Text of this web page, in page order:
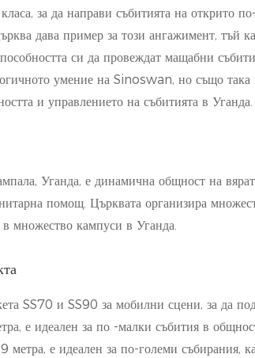
за да направи събитията на открито
дава пример за този ангажимент,
си да провеждат мащабни
умение на Sinoswan, но също така
и управлението на събитията в Уганда.
Уганда, е динамична общност на
помощ. Църквата организира
множество кампуси в Уганда.
SS70 и SS90 за мобилни сцени, за да
е идеален за по -малки събития в
метра, е идеален за по-големи събирания,